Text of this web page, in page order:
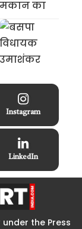
Instagram
LinkedIn
the Press